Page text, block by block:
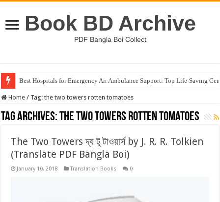
Book BD Archive
PDF Bangla Boi Collect
Best Hospitals for Emergency Air Ambulance Support: Top Life-Saving
Home / Tag:the two towers rotten tomatoes
Tag Archives:the two towers rotten tomatoes
The Two Towers দ্য টু টাওয়ার্স by J. R. R. Tolkien
(Translate PDF Bangla Boi)
January 10, 2018 Translation Books 0